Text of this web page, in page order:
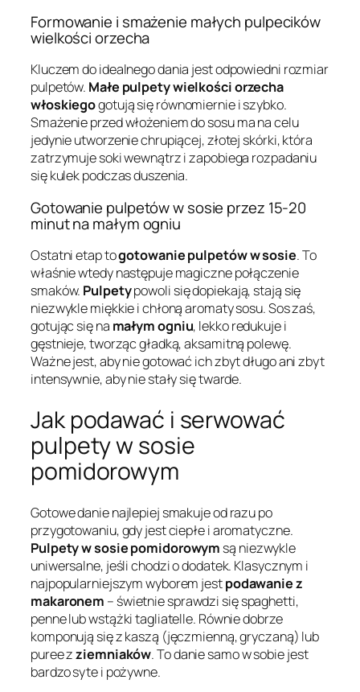
Formowanie i smażenie małych pulpecików
wielkości orzecha
Kluczem do idealnego dania jest odpowiedni rozmiar
pulpetów. Małe pulpety wielkości orzecha
włoskiegogotują się równomiernie i szybko.
Smażenie przed włożeniem do sosu ma na celu
jedynie utworzenie chrupiącej, złotej skórki, która
zatrzymuje soki wewnątrz i zapobiega rozpadaniu
się kulek podczas duszenia.
Gotowanie pulpetów w sosie przez 15-20
minut na małym ogniu
Ostatni etap togotowanie pulpetów w sosie. To
właśnie wtedy następuje magiczne połączenie
smaków. Pulpetypowoli się dopiekają, stają się
niezwykle miękkie i chłoną aromaty sosu. Sos zaś,
gotując się na małym ogniu, lekko redukuje i
gęstnieje, tworząc gładką, aksamitną polewę.
Ważne jest, aby nie gotować ich zbyt długo ani zbyt
intensywnie, aby nie stały się twarde.
Jak podawać i serwować
pulpety w sosie
pomidorowym
Gotowe danie najlepiej smakuje od razu po
przygotowaniu, gdy jest ciepłe i aromatyczne.
Pulpety w sosie pomidorowym są niezwykle
uniwersalne, jeśli chodzi o dodatek. Klasycznym i
najpopularniejszym wyborem jestpodawanie z
makaronem – świetnie sprawdzi się spaghetti,
penne lub wstążki tagliatelle. Równie dobrze
komponują się z kaszą (jęczmienną, gryczaną) lub
puree zziemniaków. To danie samo w sobie jest
bardzo syte i pożywne.